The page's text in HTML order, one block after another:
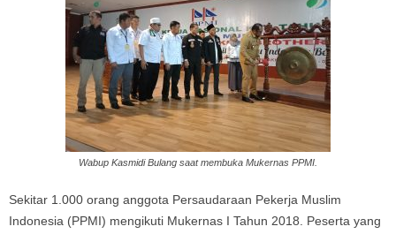
Wabup Kasmidi Bulang saat membuka Mukernas PPMI.
Sekitar 1.000 orang anggota Persaudaraan Pekerja Muslim
Indonesia (PPMI) mengikuti Mukernas I Tahun 2018. Peserta yang